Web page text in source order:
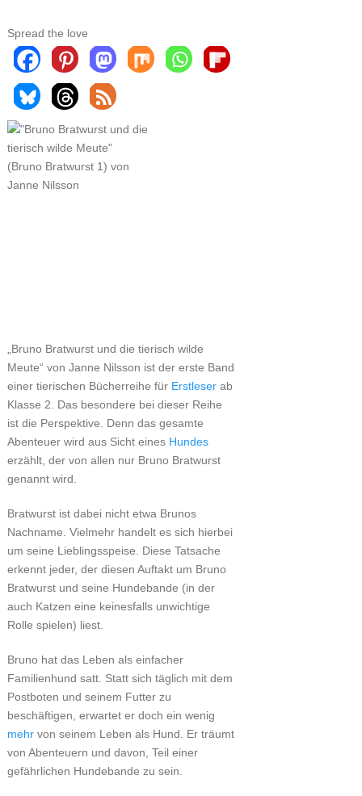
Spread the love
„Bruno Bratwurst und die tierisch wilde
Meute“ von Janne Nilsson ist der erste Band
einer tierischen Bücherreihe für Erstleserab
Klasse 2. Das besondere bei dieser Reihe
ist die Perspektive. Denn das gesamte
Abenteuer wird aus Sicht eines Hundes
erzählt, der von allen nur Bruno Bratwurst
genannt wird.
Bratwurst ist dabei nicht etwa Brunos
Nachname. Vielmehr handelt es sich hierbei
um seine Lieblingsspeise. Diese Tatsache
erkennt jeder, der diesen Auftakt um Bruno
Bratwurst und seine Hundebande (in der
auch Katzen eine keinesfalls unwichtige
Rolle spielen) liest.
Bruno hat das Leben als einfacher
Familienhund satt. Statt sich täglich mit dem
Postboten und seinem Futter zu
beschäftigen, erwartet er doch ein wenig
mehrvon seinem Leben als Hund. Er träumt
von Abenteuern und davon, Teil einer
gefährlichen Hundebande zu sein.